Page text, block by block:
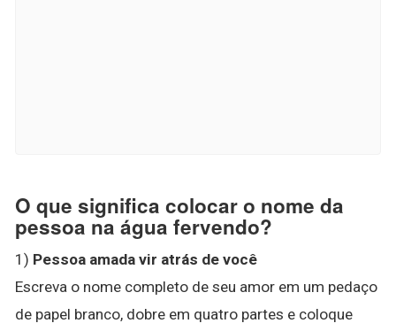
O que significa colocar o nome da
pessoa na água fervendo?
1) Pessoa amada vir atrás de você
Escreva o nome completo de seu amor em um pedaço
de papel branco, dobre em quatro partes e coloque